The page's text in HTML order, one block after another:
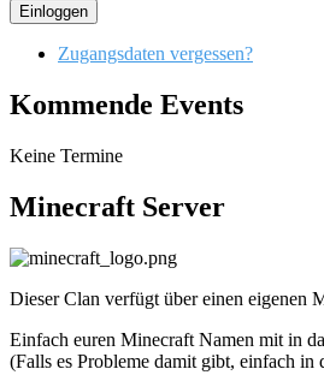
Einloggen
Zugangsdaten vergessen?
Kommende Events
Keine Termine
Minecraft Server
Dieser Clan verfügt über einen eigenen
Einfach euren Minecraft Namen mit in
(Falls es Probleme damit gibt, einfach in